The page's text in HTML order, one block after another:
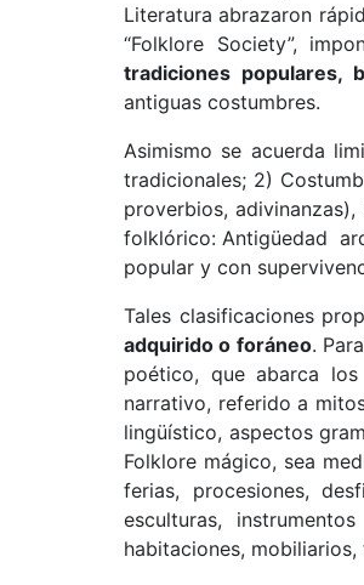
Literatura abrazaron
“Folklore Society”,
tradiciones populares,
antiguas costumbres.
Asimismo se acuerda
tradicionales; 2)
proverbios,
folklórico: Antigüedad
popular y con
Tales clasificaciones
adquirido o foráneo.
poético, que abarca
narrativo, referido a
lingüístico, aspectos
Folklore mágico, sea
ferias, procesiones,
esculturas,
habitaciones,